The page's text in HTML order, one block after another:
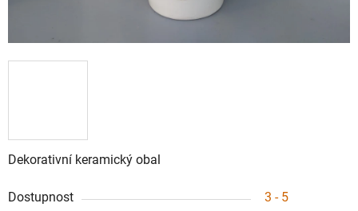
Dekorativní keramický obal
Dostupnost
3 - 5